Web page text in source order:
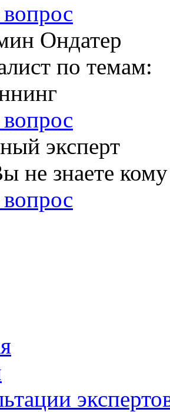
вопрос
Ондатер
по темам:
вопрос
эксперт
не знаете
вопрос